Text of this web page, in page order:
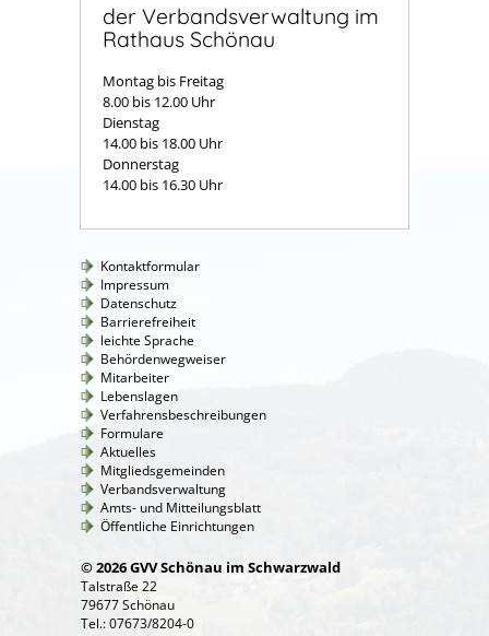
der Verbandsverwaltung im
Rathaus Schönau
Montag bis Freitag
8.00 bis 12.00 Uhr
Dienstag
14.00 bis 18.00 Uhr
Donnerstag
14.00 bis 16.30 Uhr
Kontaktformular
Impressum
Datenschutz
Barrierefreiheit
leichte Sprache
Behördenwegweiser
Mitarbeiter
Lebenslagen
Verfahrensbeschreibungen
Formulare
Aktuelles
Mitgliedsgemeinden
Verbandsverwaltung
Amts- und Mitteilungsblatt
Öffentliche Einrichtungen
© 2026 GVV Schönau im Schwarzwald
Talstraße 22
79677 Schönau
Tel.: 07673/8204-0